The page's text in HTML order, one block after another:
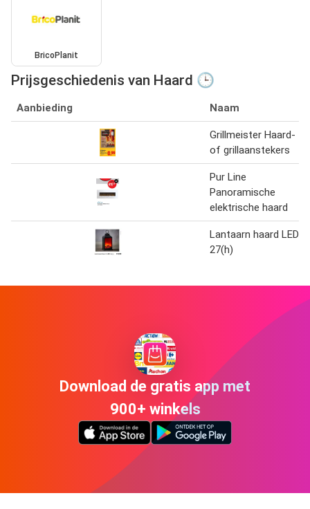
BricoPlanit
Prijsgeschiedenis van Haard 🕒
Aanbieding Naam
Grillmeister Haard-
of grillaanstekers
Pur Line
Panoramische
elektrische haard
Lantaarn haard LED
27(h)
Download de gratis app met
900+ winkels